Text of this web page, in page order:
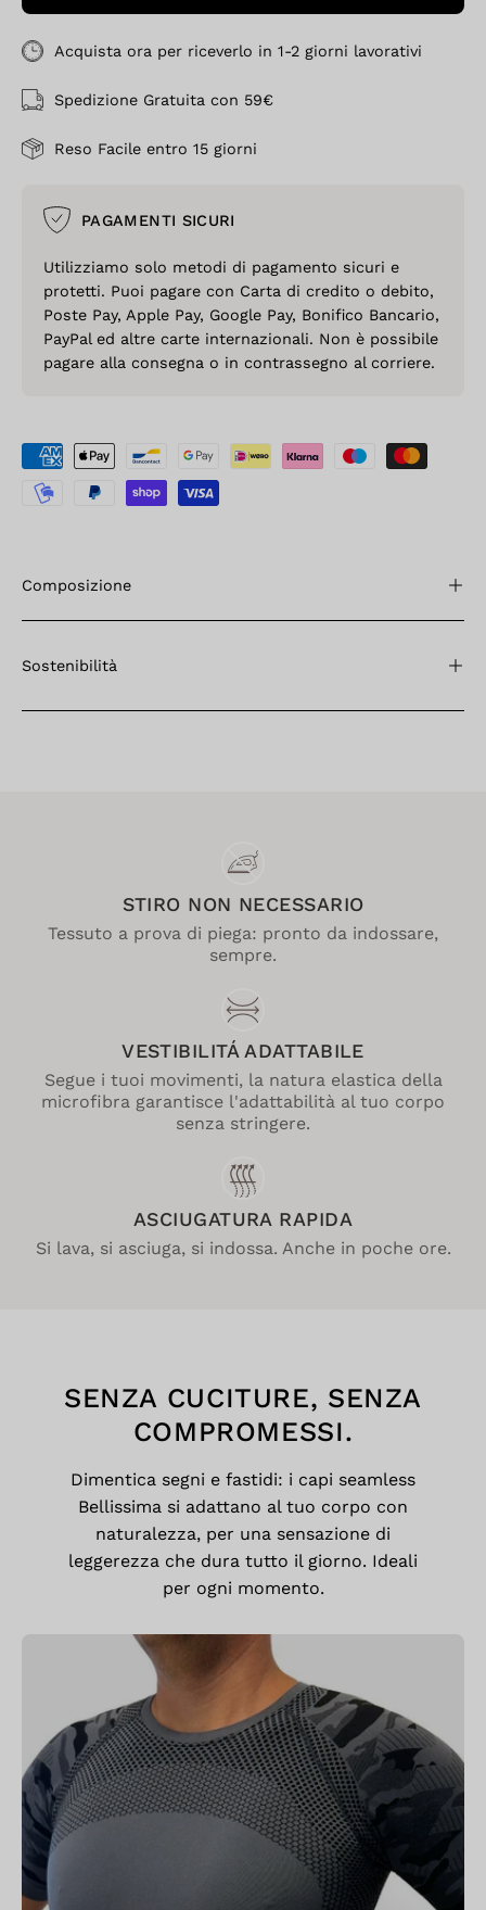
Acquista ora per riceverlo in 1-2 giorni lavorativi
Spedizione Gratuita con 59€
Reso Facile entro 15 giorni
PAGAMENTI SICURI
Utilizziamo solo metodi di pagamento sicuri e
protetti. Puoi pagare con Carta di credito o debito,
Poste Pay, Apple Pay, Google Pay, Bonifico Bancario,
PayPal ed altre carte internazionali. Non è possibile
pagare alla consegna o in contrassegno al corriere.
Composizione
Sostenibilità
STIRO NON NECESSARIO
Tessuto a prova di piega: pronto da indossare,
sempre.
VESTIBILITÁ ADATTABILE
Segue i tuoi movimenti, la natura elastica della
microfibra garantisce l'adattabilità al tuo corpo
senza stringere.
ASCIUGATURA RAPIDA
Si lava, si asciuga, si indossa. Anche in poche ore.
SENZA CUCITURE, SENZA
COMPROMESSI.
Dimentica segni e fastidi: i capi seamless
Bellissima si adattano al tuo corpo con
naturalezza, per una sensazione di
leggerezza che dura tutto il giorno. Ideali
per ogni momento.